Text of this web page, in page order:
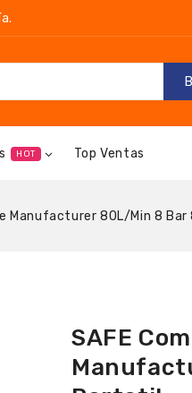
HOT Top Ventas
Manufacturer 80L/Min 8 Bar
SAFE